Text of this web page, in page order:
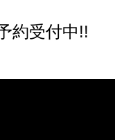
約受付中!!